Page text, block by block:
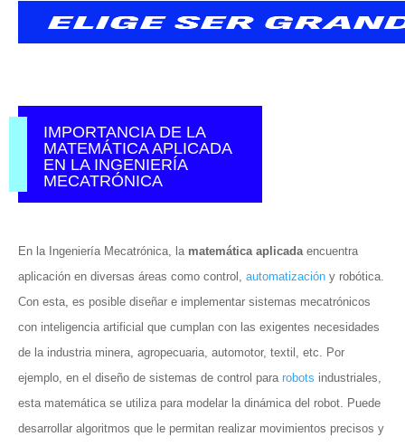
IMPORTANCIA DE LA
MATEMÁTICA APLICADA
EN LA INGENIERÍA
MECATRÓNICA
En la Ingeniería Mecatrónica, la matemática aplicadaencuentra
aplicación en diversas áreas como control, automatización y robótica.
Con esta, es posible diseñar e implementar sistemas mecatrónicos
con inteligencia artificial que cumplan con las exigentes necesidades
de la industria minera, agropecuaria, automotor, textil, etc. Por
ejemplo, en el diseño de sistemas de control para robots industriales,
esta matemática se utiliza para modelar la dinámica del robot. Puede
desarrollar algoritmos que le permitan realizar movimientos precisos y